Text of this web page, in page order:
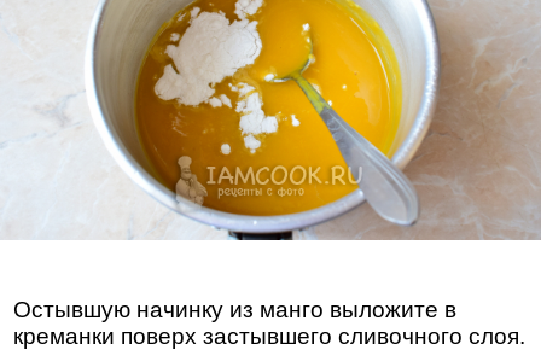
Остывшую начинку из манго выложите в
креманки поверх застывшего сливочного слоя.